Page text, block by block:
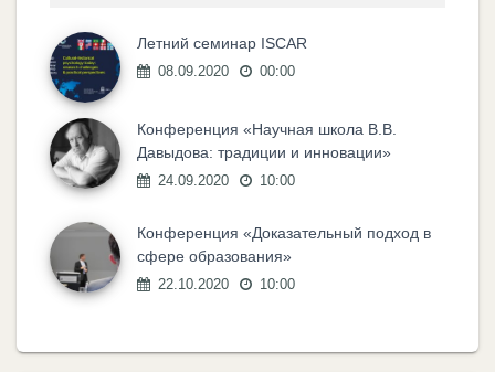
Летний семинар ISCAR
08.09.2020 00:00
Конференция «Научная школа В.В.
Давыдова: традиции и инновации»
24.09.2020 10:00
Конференция «Доказательный подход в
сфере образования»
22.10.2020 10:00